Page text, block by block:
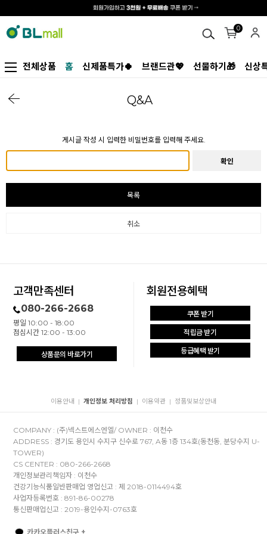
0
전체상품 홈 신제품특가🍀 브랜드관💖 선물하기🎁 신상
Q&A
게시글 작성 시 입력한 비밀번호를 입력해 주세요.
확인
목록
취소
고객만족센터
080-266-2668
평일 10:00 - 18:00
점심시간 12:00 - 13:00
상품문의 바로가기
회원전용혜택
쿠폰 받기
적립금 받기
등급혜택 받기
이용안내 | 개인정보 처리방침 | 이용약관 | 정품및보상안내
COMPANY : (주)넥스트에스엔엘/ OWNER : 이천수
ADDRESS : 경기도 용인시 수지구 신수로 767, A동 1층 134호(동천동, 분당수지 U-
TOWER)
CS CENTER : 080-266-2668
개인정보관리책임자 : 이천수
건강기능식품일반판매업 영업신고 : 제 2018-0114494호
사업자등록번호 : 891-86-00278
통신판매업신고 : 2019-용인수지-0763호
카카오플러스친구 +